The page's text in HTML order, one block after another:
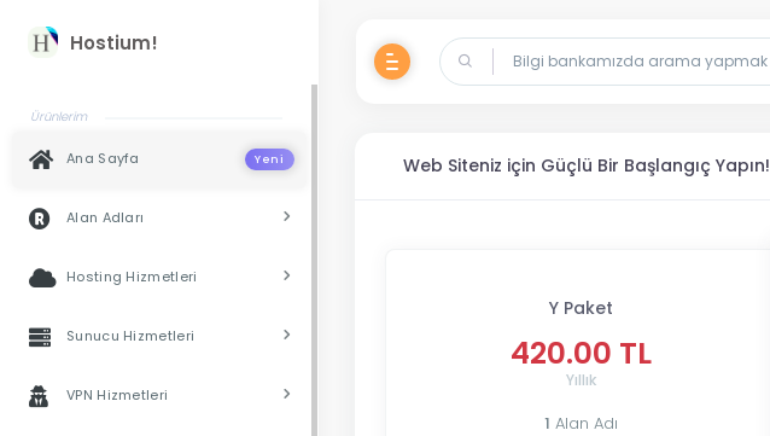
Hostium!
Ürünlerim
Ana Sayfa Yeni
Alan Adları
Hosting Hizmetleri
Sunucu Hizmetleri
VPN Hizmetleri
Web Siteniz için Güçlü Bir Başlangıç Yapın!
Y Paket
420.00 TL
Yıllık
1 Alan Adı